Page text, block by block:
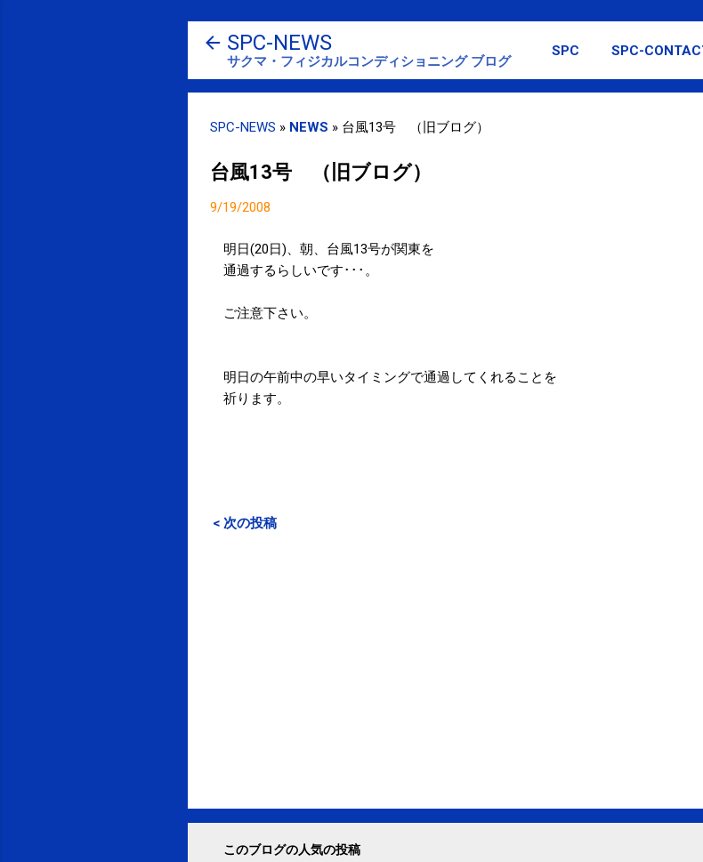
スキップしてメイン コンテンツに移
SPC-NEWS
サクマ・フィジカルコンディショニング ブログ
SPC SPC-
SPC-NEWS » NEWS » 台風13号 （旧ブログ）
台風13号 （旧ブログ）
9/19/2008
明日(20日)、朝、台風13号が関東を
通過するらしいです･･･。
ご注意下さい。
明日の午前中の早いタイミングで通過してくれることを
祈ります。
< 次の投稿
このブログの人気の投稿